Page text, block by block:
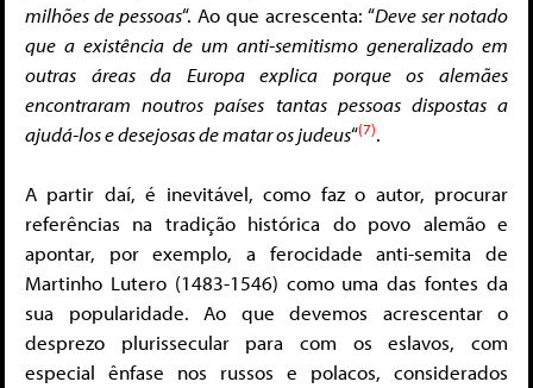
milhões de pessoas“. Ao que acrescenta: “Deve ser notado
que a existência de um anti-semitismo generalizado em
outras áreas da Europa explica porque os alemães
encontraram noutros países tantas pessoas dispostas a
ajudá-los e desejosas de matar os judeus“(7).
A partir daí, é inevitável, como faz o autor, procurar
referências na tradição histórica do povo alemão e
apontar, por exemplo, a ferocidade anti-semita de
Martinho Lutero (1483-1546) como uma das fontes da
sua popularidade. Ao que devemos acrescentar o
desprezo plurissecular para com os eslavos, com
especial ênfase nos russos e polacos, considerados